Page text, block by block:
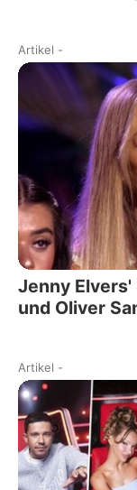
Artikel -
Jenny
und Oliver
Artikel -